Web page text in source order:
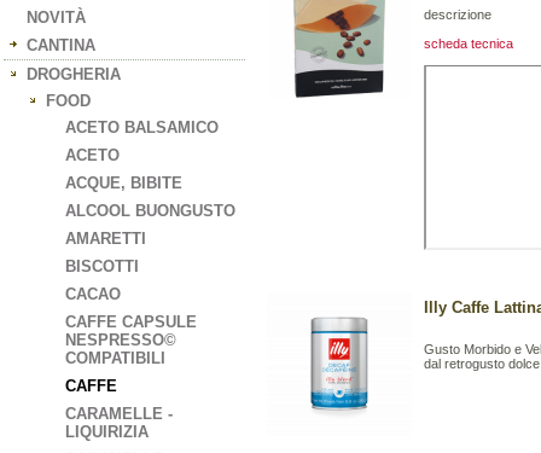
NOVITÀ
CANTINA
DROGHERIA
FOOD
ACETO BALSAMICO
ACETO
ACQUE, BIBITE
ALCOOL BUONGUSTO
AMARETTI
BISCOTTI
CACAO
CAFFE CAPSULE
NESPRESSO©
COMPATIBILI
CAFFE
CARAMELLE -
LIQUIRIZIA
descrizione
scheda tecnica
Illy Caffe
Gusto Morbido e
dal retrogusto